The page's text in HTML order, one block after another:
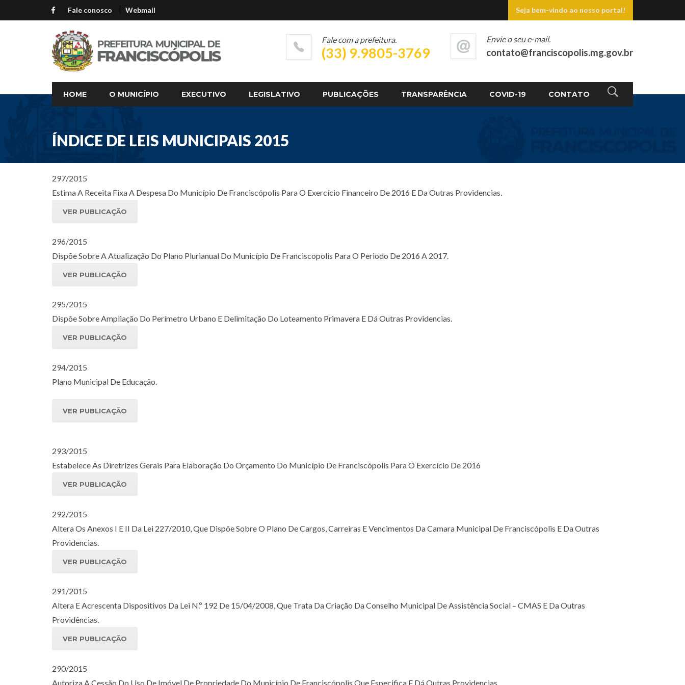
Seja bem-vindo ao nosso portal!
Fale conosco Webmail
HOME O MUNICÍPIO EXECUTIVO LEGISLATIVO PUBLICAÇÕES TRANSPARÊNCIA COVID-19 CONTATO
Envie o seu e-mail.
contato@franciscopolis.mg.gov.br
Fale com a prefeitura.
(33) 9.9805-3769
ÍNDICE DE LEIS MUNICIPAIS 2015
297/2015
Estima A Receita Fixa A Despesa Do Município De Franciscópolis Para O Exercício Financeiro De 2016 E Da Outras Providencias.
VER PUBLICAÇÃO
296/2015
Dispõe Sobre A Atualização Do Plano Plurianual Do Município De Franciscopolis Para O Periodo De 2016 A 2017.
VER PUBLICAÇÃO
295/2015
Dispõe Sobre Ampliação Do Perímetro Urbano E Delimitação Do Loteamento Primavera E Dá Outras Providencias.
VER PUBLICAÇÃO
294/2015
Plano Municipal De Educação.
VER PUBLICAÇÃO
293/2015
Estabelece As Diretrizes Gerais Para Elaboração Do Orçamento Do Município De Franciscópolis Para O Exercício De 2016
VER PUBLICAÇÃO
292/2015
Altera Os Anexos I E II Da Lei 227/2010, Que Dispõe Sobre O Plano De Cargos, Carreiras E Vencimentos Da Camara Municipal De Franciscópolis E Da Outras
Providencias.
VER PUBLICAÇÃO
291/2015
Altera E Acrescenta Dispositivos Da Lei N.º 192 De 15/04/2008, Que Trata Da Criação Da Conselho Municipal De Assistência Social – CMAS E Da Outras
Providências.
VER PUBLICAÇÃO
290/2015
Autoriza A Cessão Do Uso De Imóvel De Propriedade Do Município De Franciscópolis Que Especifica E Dá Outras Providencias.